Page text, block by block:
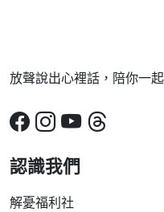
放聲說出心裡話，陪你一
認識我們
解憂福利社